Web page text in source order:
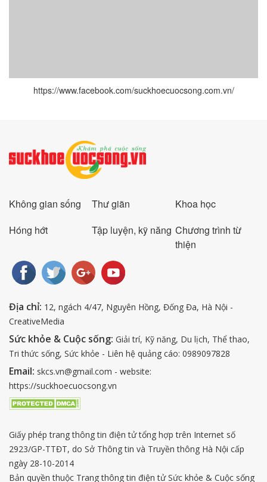
https://www.facebook.com/suckhoecuocsong.com.vn/
Không gian sống Thư giãn
Khoa học
Hóng hớt
Tập luyện, kỹ năng Chương trình từ
thiện
Địa chỉ: 12, ngách 4/47, Nguyên Hồng, Đống Đa, Hà Nội -
CreativeMedia
Sức khỏe & Cuộc sống: Giải trí, Kỹ năng, Du lịch, Thể thao,
Tri thức sống, Sức khỏe - Liên hệ quảng cáo: 0989097828
Email: skcs.vn@gmail.com - website:
https://suckhoecuocsong.vn
Giấy phép trang thông tin điện tử tổng hợp trên Internet số
2923/GP-TTĐT, do Sở Thông tin và Truyền thông Hà Nội cấp
ngày 28-10-2014
Bản quyền thuộc Trang thông tin điện tử Sức khỏe & Cuộc sống